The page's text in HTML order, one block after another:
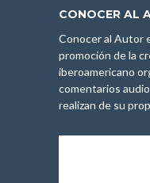
CONOCER AL
Conocer al Autor
promoción de la
iberoamericano
comentarios
realizan de su